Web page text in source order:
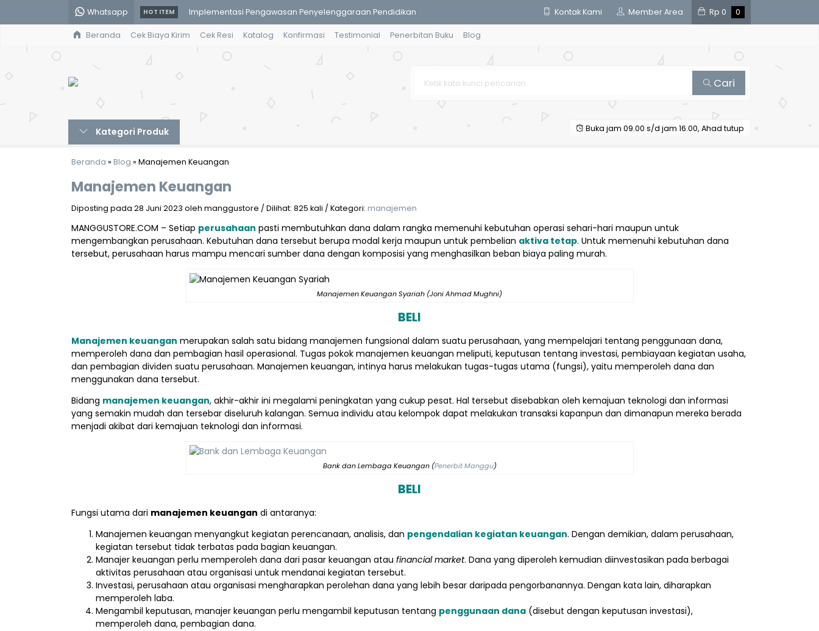
Whatsapp HOT ITEM Implementasi Pengawasan Penyelenggaraan Pendidikan
Edible Coating pada Buah Tomat
Dakwah dan Perubahan Sosial: Strategi dan Transfor
Hukum Pemerintahan Daerah
Kapita Selekta Pendidikan Islam
Kimia Pangan Air Karbohidrat dan Lipid / Jenis Air
Desentralisasi dalam Sistem Pemerintahan dan Pemba
Kontak Kami Member Area Rp 0 0
Beranda Cek Biaya Kirim Cek Resi Katalog Konfirmasi Testimonial Penerbitan Buku Blog
Cari
Kategori Produk Buka jam 09.00 s/d jam 16.00, Ahad tutup
Beranda » Blog » Manajemen Keuangan
Manajemen Keuangan
Diposting pada 28 Juni 2023 oleh manggustore / Dilihat: 825 kali / Kategori: manajemen
MANGGUSTORE.COM – Setiap perusahaan pasti membutuhkan dana dalam rangka memenuhi kebutuhan operasi sehari-hari maupun untuk
mengembangkan perusahaan. Kebutuhan dana tersebut berupa modal kerja maupun untuk pembelian aktiva tetap. Untuk memenuhi kebutuhan dana
tersebut, perusahaan harus mampu mencari sumber dana dengan komposisi yang menghasilkan beban biaya paling murah.
Manajemen Keuangan Syariah (Joni Ahmad Mughni)
BELI
Manajemen keuangan merupakan salah satu bidang manajemen fungsional dalam suatu perusahaan, yang mempelajari tentang penggunaan dana,
memperoleh dana dan pembagian hasil operasional. Tugas pokok manajemen keuangan meliputi, keputusan tentang investasi, pembiayaan kegiatan usaha,
dan pembagian dividen suatu perusahaan. Manajemen keuangan, intinya harus melakukan tugas-tugas utama (fungsi), yaitu memperoleh dana dan
menggunakan dana tersebut.
Bidang manajemen keuangan, akhir-akhir ini megalami peningkatan yang cukup pesat. Hal tersebut disebabkan oleh kemajuan teknologi dan informasi
yang semakin mudah dan tersebar diseluruh kalangan. Semua individu atau kelompok dapat melakukan transaksi kapanpun dan dimanapun mereka berada
menjadi akibat dari kemajuan teknologi dan informasi.
Bank dan Lembaga Keuangan (Penerbit Manggu)
BELI
Fungsi utama dari manajemen keuangan di antaranya:
Manajemen keuangan menyangkut kegiatan perencanaan, analisis, dan pengendalian kegiatan keuangan. Dengan demikian, dalam perusahaan,
kegiatan tersebut tidak terbatas pada bagian keuangan.
Manajer keuangan perlu memperoleh dana dari pasar keuangan atau financial market. Dana yang diperoleh kemudian diinvestasikan pada berbagai
aktivitas perusahaan atau organisasi untuk mendanai kegiatan tersebut.
Investasi, perusahaan atau organisasi mengharapkan perolehan dana yang lebih besar daripada pengorbanannya. Dengan kata lain, diharapkan
memperoleh laba.
Mengambil keputusan, manajer keuangan perlu mengambil keputusan tentang penggunaan dana (disebut dengan keputusan investasi),
memperoleh dana, pembagian dana.